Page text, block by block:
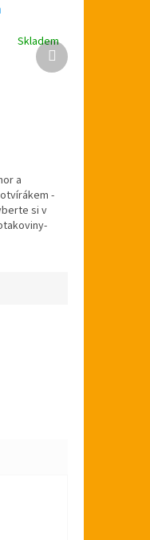
Skladem
a
-
si v
Další
produkt